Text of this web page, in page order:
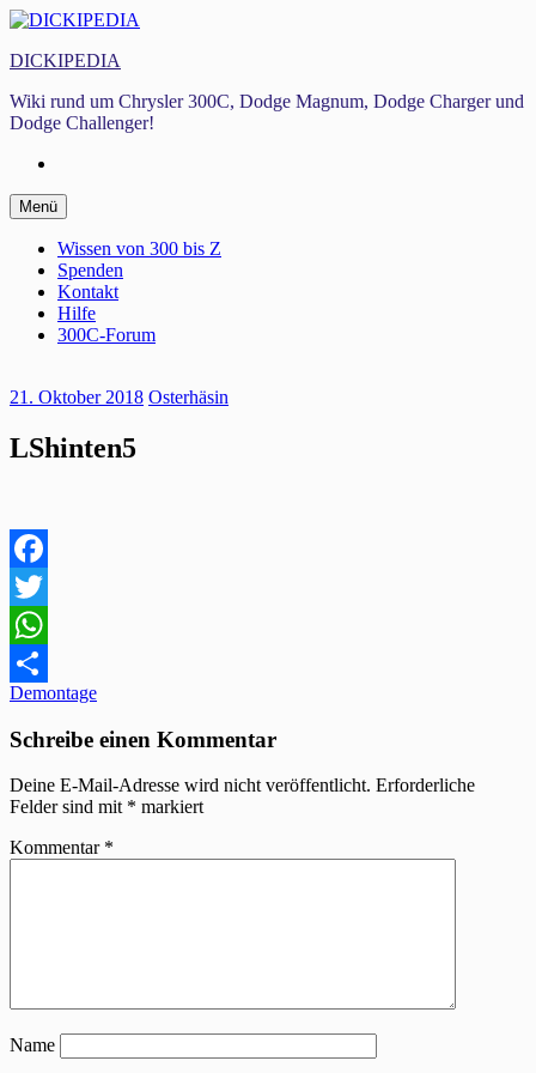
Zum
springen
DICKIPEDIA
Wiki rund um Chrysler 300C, Dodge Magnum, Dodge Charger und
Dodge Challenger!
Menü Zum
Inhalt
springen
Wissen von 300 bis Z
Spenden
Kontakt
Hilfe
300C-Forum
21. Oktober 2018 Osterhäsin
LShinten5
Facebook
Twitter
WhatsApp
Teilen
Beitragsnavigation
Demontage
Schreibe einen Kommentar
Deine E-Mail-Adresse wird nicht veröffentlicht. Erforderliche
Felder sind mit * markiert
Kommentar *
Name